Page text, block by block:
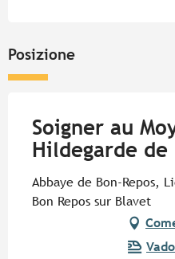
Posizione
Soigner au
Hildegarde de
Abbaye de Bon-Repos,
Bon Repos sur Blavet